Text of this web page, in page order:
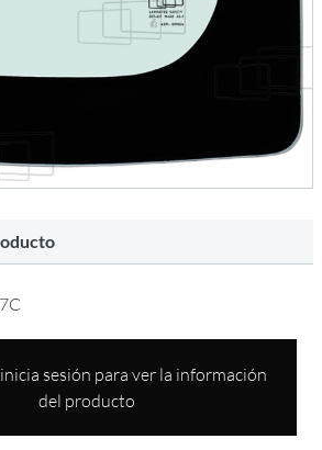
sesión para ver la información
del producto